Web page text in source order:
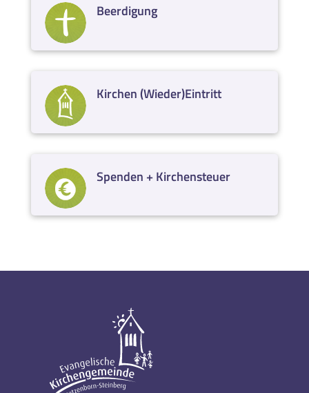
Beerdigung
Kirchen (Wieder)Eintritt
Spenden + Kirchensteuer